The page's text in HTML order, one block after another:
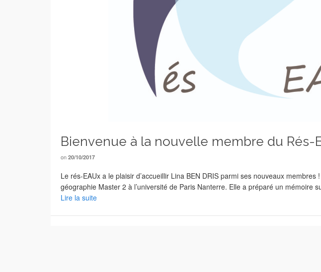
Bienvenue à la nouvelle membre du Rés-
on 20/10/2017
Le rés-EAUx a le plaisir d’accueillir Lina BEN DRIS parmi ses nouveaux membres
géographie Master 2 à l’université de Paris Nanterre. Elle a préparé un mémoire
Lire la suite